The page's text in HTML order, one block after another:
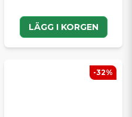
LÄGG I KORGEN
-32%